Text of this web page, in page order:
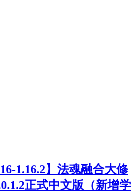
1.16.2】法魂融合大修
正式中文版（新增学